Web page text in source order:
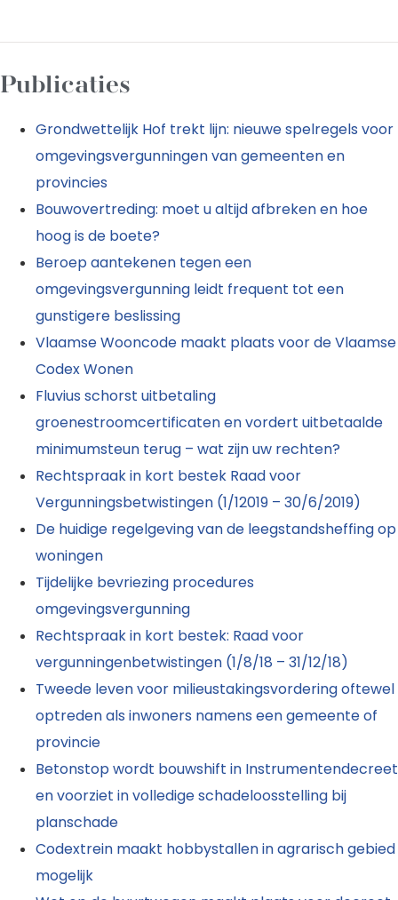
Publicaties
Grondwettelijk Hof trekt lijn: nieuwe spelregels voor
omgevingsvergunningen van gemeenten en
provincies
Bouwovertreding: moet u altijd afbreken en hoe
hoog is de boete?
Beroep aantekenen tegen een
omgevingsvergunning leidt frequent tot een
gunstigere beslissing
Vlaamse Wooncode maakt plaats voor de Vlaamse
Codex Wonen
Fluvius schorst uitbetaling
groenestroomcertificaten en vordert uitbetaalde
minimumsteun terug – wat zijn uw rechten?
Rechtspraak in kort bestek Raad voor
Vergunningsbetwistingen (1/12019 – 30/6/2019)
De huidige regelgeving van de leegstandsheffing op
woningen
Tijdelijke bevriezing procedures
omgevingsvergunning
Rechtspraak in kort bestek: Raad voor
vergunningenbetwistingen (1/8/18 – 31/12/18)
Tweede leven voor milieustakingsvordering oftewel
optreden als inwoners namens een gemeente of
provincie
Betonstop wordt bouwshift in Instrumentendecreet
en voorziet in volledige schadeloosstelling bij
planschade
Codextrein maakt hobbystallen in agrarisch gebied
mogelijk